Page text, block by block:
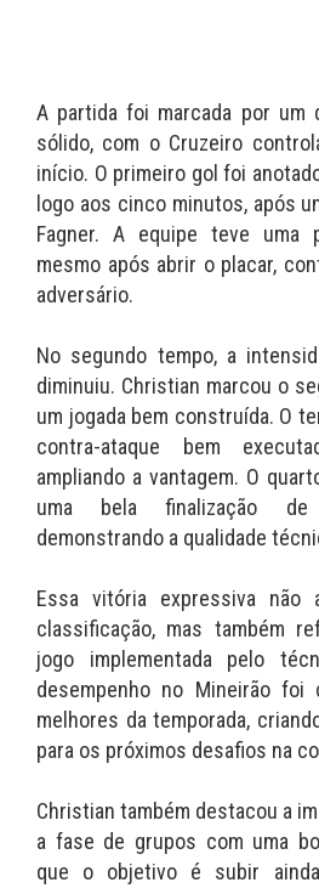
A partida foi marcada por um
sólido, com o Cruzeiro
início. O primeiro gol foi
logo aos cinco minutos, após
Fagner. A equipe teve uma
mesmo após abrir o placar,
adversário.
No segundo tempo, a
diminuiu. Christian marcou o
um jogada bem construída. O
contra-ataque bem
ampliando a vantagem. O
uma bela finalização de
demonstrando a qualidade
Essa vitória expressiva não
classificação, mas também
jogo implementada pelo
desempenho no Mineirão foi
melhores da temporada,
para os próximos desafios na
Christian também destacou a
a fase de grupos com uma
que o objetivo é subir